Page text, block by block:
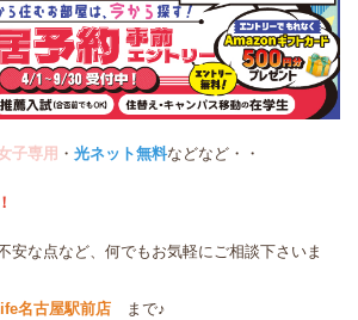
子専用 ・ 光ネット無料などなど・・
安な点など、何でもお気軽にご相談下さいま
名古屋駅前店 まで♪